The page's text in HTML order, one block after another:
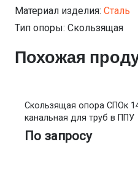
Материал изделия: Сталь
Тип опоры: Скользящая
Похожая
Скользящая опора СПОк
канальная для труб в ППУ
По запросу